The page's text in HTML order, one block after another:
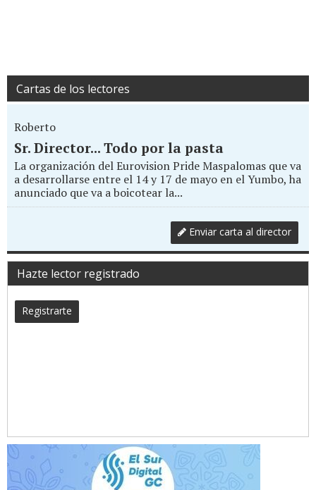
Cartas de los lectores
Roberto
Sr. Director... Todo por la pasta
La organización del Eurovision Pride Maspalomas que va
a desarrollarse entre el 14 y 17 de mayo en el Yumbo, ha
anunciado que va a boicotear la...
Enviar carta al director
Hazte lector registrado
Registrarte